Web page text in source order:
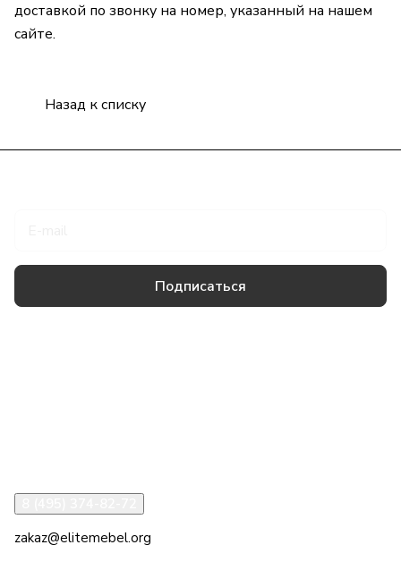
доставкой по звонку на номер, указанный на нашем
сайте.
Назад к списку
Подписаться
zakaz@elitemebel.org